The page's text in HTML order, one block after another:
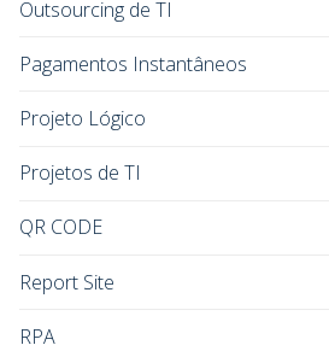
Outsourcing de TI
Pagamentos Instantâneos
Projeto Lógico
Projetos de TI
QR CODE
Report Site
RPA